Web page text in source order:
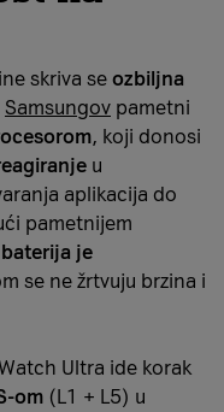
skriva se ozbiljna
Samsungov pametni
, koji donosi
u
aplikacija do
pametnijem
baterija je
se ne žrtvuju brzina i
Ultra ide korak
om (L1 + L5) u